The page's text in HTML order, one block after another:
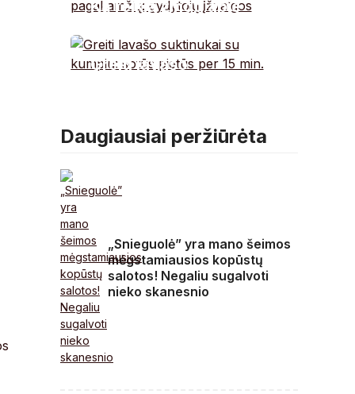
Ką reikia žinoti apie
amžių: gydytojų
įžvalgos
Greiti lavašo
min.
Daugiausiai peržiūrėta
„Snieguolė” yra mano šeimos
mėgstamiausios kopūstų
salotos! Negaliu sugalvoti
nieko skanesnio